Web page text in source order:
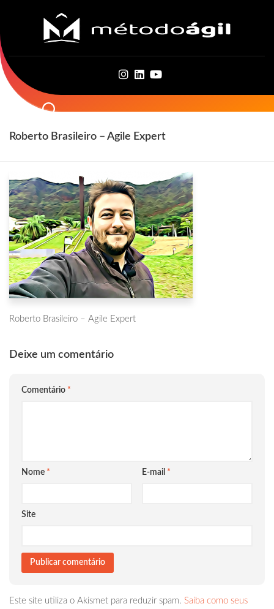
content
Roberto Brasileiro – Agile Expert
Roberto Brasileiro – Agile Expert
Deixe um comentário
Comentário *
Nome * E-mail *
Site
Este site utiliza o Akismet para reduzir spam. Saiba como seus